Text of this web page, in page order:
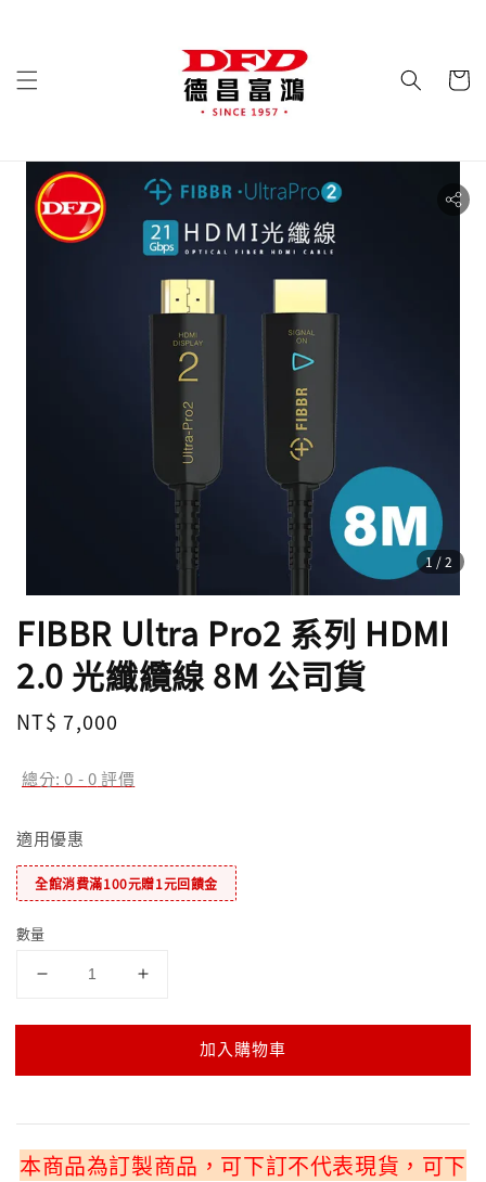
1 /2
FIBBR Ultra Pro2 系列 HDMI
2.0 光纖纜線 8M 公司貨
Regular
NT$ 7,000
總分:0 -0評價
適用優惠
全館消費滿100元贈1元回饋金
數量
加入購物車
本商品為訂製商品，可下訂不代表現貨，可下